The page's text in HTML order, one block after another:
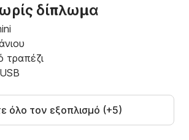
για τον τρόπο χειρισμού του
θα αισθανθείτε
στην τιμή.
χρειάζεστε Skipper υπάρχει
είναι μια νέα εταιρεία στο
υπηρεσιών. Ειδικευόμαστε
δίπλωμα
τραπέζι
όλο τον εξοπλισμό (+5)